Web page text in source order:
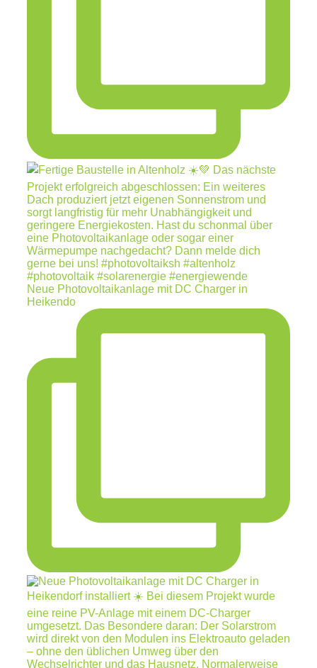
Neue Photovoltaikanlage mit DC Charger in
Heikendo